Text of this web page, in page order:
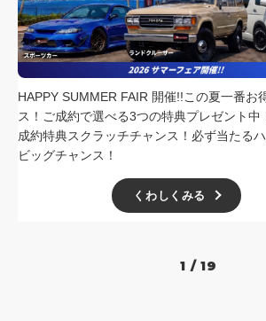
店舗問い合わせ
HAPPY SUMMER FAIR 開催!!この夏一番お
ス！ご成約で選べる3つの特典プレゼント中
成約特典スクラッチチャンス！必ず当たる
ビッグチャンス！
くわしくみる
1 / 19